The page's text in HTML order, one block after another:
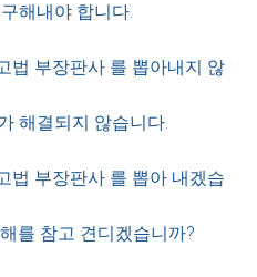
해내야 합니다.
법 부장판사 를 뽑아내지 않
해결되지 않습니다.
법 부장판사 를 뽑아 내겠습
를 참고 견디겠습니까?